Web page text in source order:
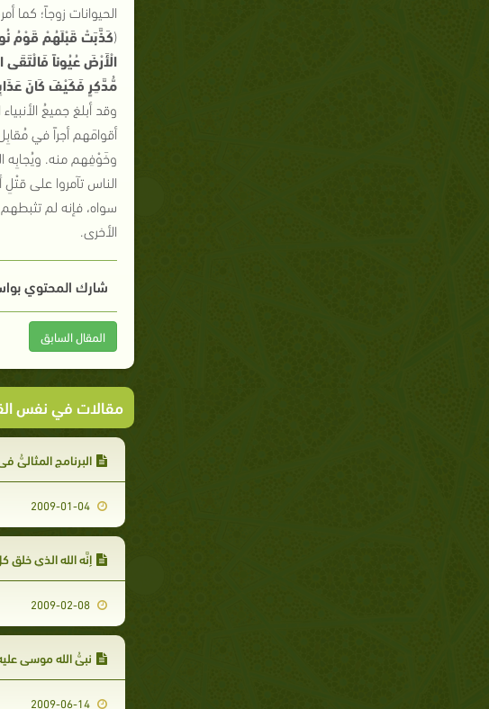
الحيوانات زوجاً؛ كما
(كَذَّبَتْ قَبْلَهُمْ قَوْمُ
الْأَرْضَ عُيُوناً
مُّدَّكِرٍ فَكَيْفَ كَانَ
وقد أبلغ جميعُ
أقوامَهم أجراً في
وخَوْفِهم منه. ويُجابِه
الناس تآمروا على قتْلِ
سواه، فإنه لم
الأخرى.
شارك المحتوي
المقال السابق
مقالات في نفس
البرنامج المثاليُّ
2009-01-04
إنَّه الله الذي
2009-02-08
نبيُّ الله موسى
2009-06-14